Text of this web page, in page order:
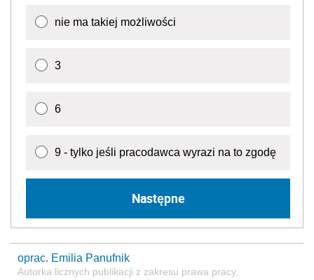
nie ma takiej możliwości
3
6
9 - tylko jeśli pracodawca wyrazi na to zgodę
Następne
oprac. Emilia Panufnik
Autorka licznych publikacji z zakresu prawa pracy,